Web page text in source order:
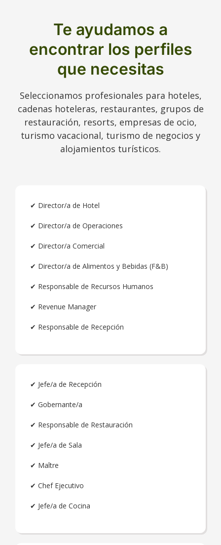
Te ayudamos a
encontrar los perfiles
que necesitas
Seleccionamos profesionales para hoteles,
cadenas hoteleras, restaurantes, grupos de
restauración, resorts, empresas de ocio,
turismo vacacional, turismo de negocios y
alojamientos turísticos.
✔ Director/a de Hotel
✔ Director/a de Operaciones
✔ Director/a Comercial
✔ Director/a de Alimentos y Bebidas (F&B)
✔ Responsable de Recursos Humanos
✔ Revenue Manager
✔ Responsable de Recepción
✔ Jefe/a de Recepción
✔ Gobernante/a
✔ Responsable de Restauración
✔ Jefe/a de Sala
✔ Maître
✔ Chef Ejecutivo
✔ Jefe/a de Cocina